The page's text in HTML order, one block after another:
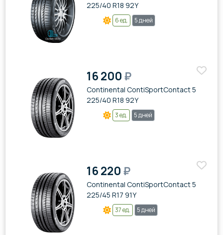
225/40 R18 92Y
6 ед. 5 дней
16 200₽
Continental ContiSportContact 5
225/40 R18 92Y
3 ед. 5 дней
16 220₽
Continental ContiSportContact 5
225/45 R17 91Y
37 ед. 5 дней